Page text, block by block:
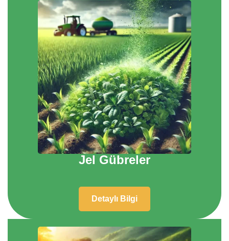
Jel Gübreler
Detaylı Bilgi